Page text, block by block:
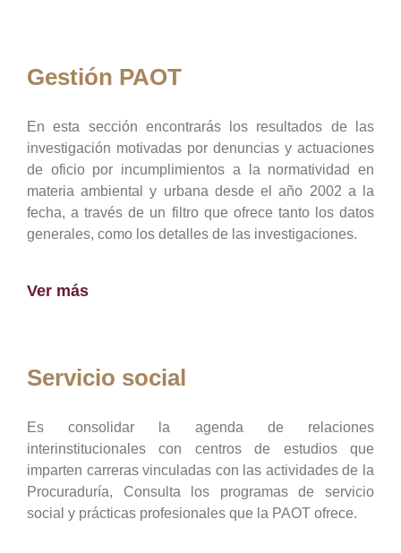
Gestión PAOT
En esta sección encontrarás los resultados de las
investigación motivadas por denuncias y actuaciones
de oficio por incumplimientos a la normatividad en
materia ambiental y urbana desde el año 2002 a la
fecha, a través de un filtro que ofrece tanto los datos
generales, como los detalles de las investigaciones.
Ver más
Servicio social
Es consolidar la agenda de relaciones
interinstitucionales con centros de estudios que
imparten carreras vinculadas con las actividades de la
Procuraduría, Consulta los programas de servicio
social y prácticas profesionales que la PAOT ofrece.